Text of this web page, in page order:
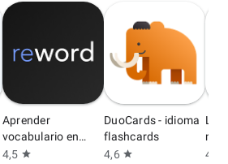
Aprender
vocabulario en
Inglés
4,5 star
DuoCards - idioma
flashcards
4,6 star
min
4,6